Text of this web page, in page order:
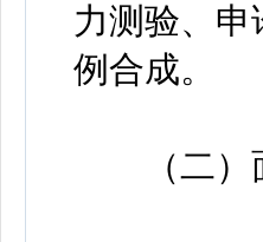
力测验、
例合成。
（二）面